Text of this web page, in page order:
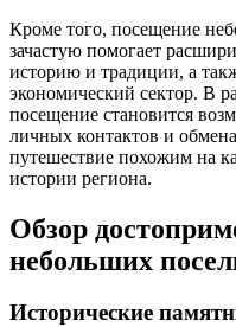
Кроме того, посещение
зачастую помогает
историю и традиции, а
экономический сектор. В
посещение становится
личных контактов и
путешествие похожим на
истории региона.
Обзор
небольших
Исторические